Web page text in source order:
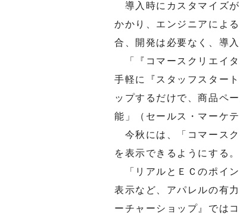
導入時にカスタマイズが
かかり、エンジニアによ
合、開発は必要なく、導
「『コマースクリエイタ
手軽に『スタッフスター
ップするだけで、商品ペ
能」（セールス・マーケ
今秋には、「コマース
を表示できるようにする。
「リアルとＥＣのポイ
表示など、アパレルの有
ーチャーショップ』では